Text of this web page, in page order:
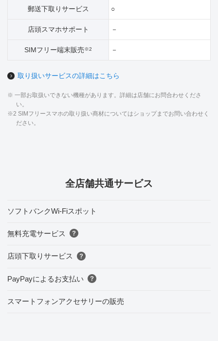
郵送下取りサービス ○
店頭スマホサポート －
SIMフリー端末販売※2 －
取り扱いサービスの詳細はこちら
※ 一部お取扱いできない機種があります。詳細は店舗にお問合わせくださ
い。
※2 SIMフリースマホの取り扱い商材についてはショップまでお問い合わせく
ださい。
全店舗共通サービス
ソフトバンクWi-Fiスポット
無料充電サービス
店頭下取りサービス
PayPayによるお支払い
スマートフォンアクセサリーの販売